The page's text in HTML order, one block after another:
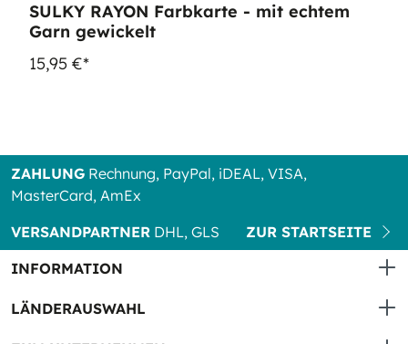
SULKY RAYON Farbkarte - mit echtem
Garn gewickelt
15,95 €*
ZAHLUNG Rechnung, PayPal, iDEAL, VISA,
MasterCard, AmEx
VERSANDPARTNER DHL, GLS
ZUR STARTSEITE
INFORMATION
LÄNDERAUSWAHL